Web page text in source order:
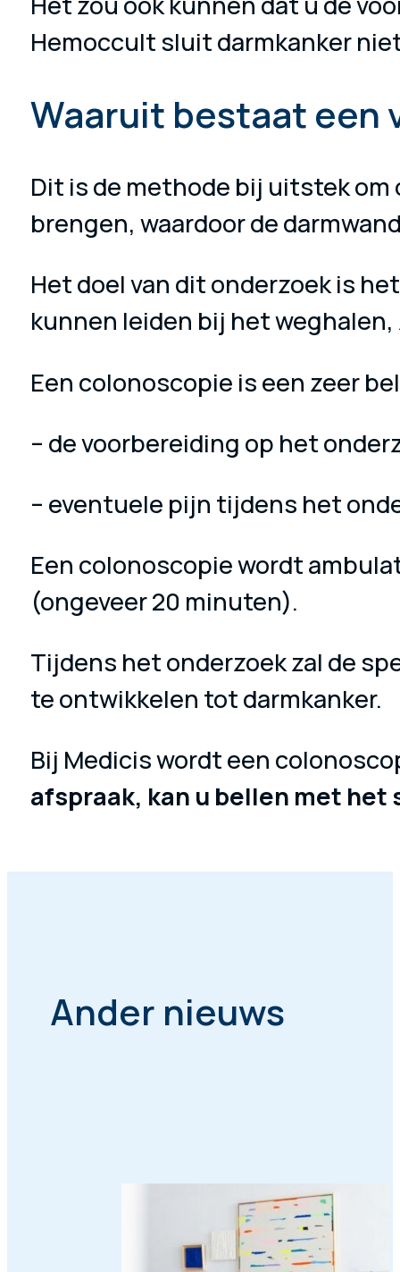
Hemoccult sluit darmkanker
Waaruit bestaat een
Dit is de methode bij uitstek
brengen, waardoor de
Het doel van dit onderzoek is
kunnen leiden bij het
Een colonoscopie is een zeer
– de voorbereiding op het
– eventuele pijn tijdens het
Een colonoscopie wordt
(ongeveer 20 minuten).
Tijdens het onderzoek zal de
te ontwikkelen tot darmkanker.
Bij Medicis wordt een
afspraak, kan u bellen met
Ander nieuws